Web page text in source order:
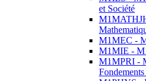
et Société
M1MEC -
M1MIE -
M1MPRI -